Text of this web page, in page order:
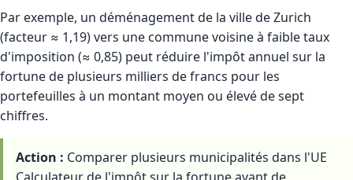
Par exemple, un déménagement de la ville de Zurich
(facteur ≈ 1,19) vers une commune voisine à faible taux
d'imposition (≈ 0,85) peut réduire l'impôt annuel sur la
fortune de plusieurs milliers de francs pour les
portefeuilles à un montant moyen ou élevé de sept
chiffres.
Action : Comparer plusieurs municipalités dans l'UE
Calculateur de l'impôt sur la fortuneavant de